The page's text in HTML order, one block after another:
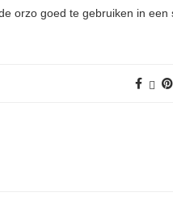
orzo goed te gebruiken in